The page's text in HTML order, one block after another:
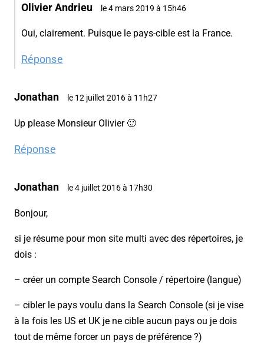
Olivier Andrieu le 4 mars 2019 à 15h46
Oui, clairement. Puisque le pays-cible est la France.
Réponse
Jonathan le 12 juillet 2016 à 11h27
Up please Monsieur Olivier 🙂
Réponse
Jonathan le 4 juillet 2016 à 17h30
Bonjour,
si je résume pour mon site multi avec des répertoires, je
dois :
– créer un compte Search Console / répertoire (langue)
– cibler le pays voulu dans la Search Console (si je vise
à la fois les US et UK je ne cible aucun pays ou je dois
tout de même forcer un pays de préférence ?)